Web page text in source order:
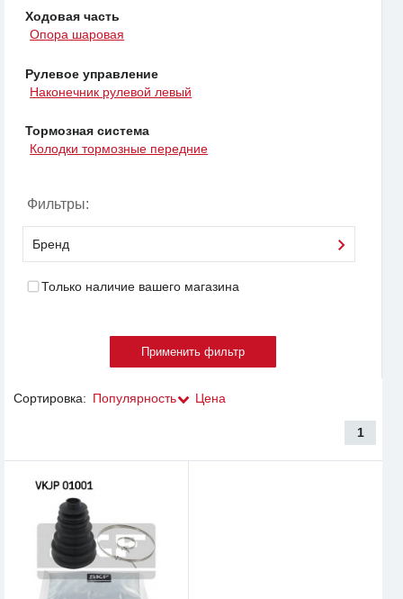
Ходовая часть
Опора шаровая
Рулевое управление
Наконечник рулевой левый
Тормозная система
Колодки тормозные передние
Фильтры:
Бренд
Только наличие вашего магазина
Сортировка: Популярность Цена
1